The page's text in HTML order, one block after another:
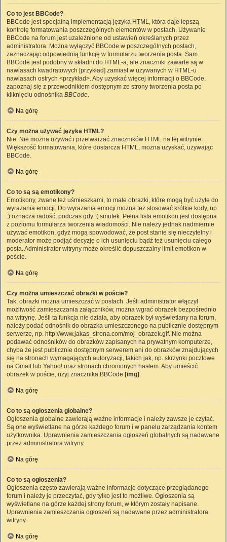
Co to jest BBCode?
BBCode jest specjalną implementacją języka HTML, która daje lepszą
kontrolę formatowania poszczególnych elementów w postach. Używanie
BBCode na forum jest uzależnione od ustawień określanych przez
administratora. Można wyłączyć BBCode w poszczególnych postach,
zaznaczając odpowiednią funkcję w formularzu tworzenia posta. Sam
BBCode jest podobny w składni do HTML-a, ale znaczniki zawarte są w
nawiasach kwadratowych [przykład] zamiast w używanych w HTML-u
nawiasach ostrych <przykład>. Aby uzyskać więcej informacji o BBCode,
zapoznaj się z przewodnikiem dostępnym ze strony tworzenia posta po
kliknięciu odnośnika BBCode.
Na górę
Czy można używać języka HTML?
Nie. Nie można używać i przetwarzać znaczników HTML na tej witrynie.
Większość formatowania, które dostarcza HTML, można uzyskać, używając
BBCode.
Na górę
Co to są są emotikony?
Emotikony, zwane też uśmieszkami, to małe obrazki, które mogą być użyte do
wyrażania emocji. Do wyrażania emocji można też stosować krótkie kody, np.
:) oznacza radość, podczas gdy :( smutek. Pełna lista emotikon jest dostępna
z poziomu formularza tworzenia wiadomości. Nie należy jednak nadmiernie
używać emotikon, gdyż mogą spowodować, że post stanie się nieczytelny i
moderator może podjąć decyzję o ich usunięciu bądź też usunięciu całego
posta. Administrator witryny może określić dopuszczalny limit emotikon w
poście.
Na górę
Czy można umieszczać obrazki w poście?
Tak, obrazki można umieszczać w postach. Jeśli administrator włączył
możliwość zamieszczania załączników, można wgrać obrazek bezpośrednio
na witrynę. Jeśli ta funkcja nie działa, aby obrazek był wyświetlany na forum,
należy podać odnośnik do obrazka umieszczonego na publicznie dostępnym
serwerze, np. http://www.jakas_strona.com/moj_obrazek.gif. Nie można
podawać odnośników do obrazków zapisanych na prywatnym komputerze,
chyba że jest publicznie dostępnym serwerem ani do obrazków znajdujących
się na stronach wymagających autoryzacji, takich jak, np. skrzynki pocztowe
na Gmail lub Yahoo! oraz stronach chronionych hasłem. Aby umieścić
obrazek w poście, użyj znacznika BBCode [img] .
Na górę
Co to są ogłoszenia globalne?
Ogłoszenia globalne zawierają ważne informacje i należy zawsze je czytać.
Są one wyświetlane na górze każdego forum i w panelu zarządzania kontem
użytkownika. Uprawnienia zamieszczania ogłoszeń globalnych są nadawane
przez administratora witryny.
Na górę
Co to są ogłoszenia?
Ogłoszenia często zawierają ważne informacje dotyczące przeglądanego
forum i należy je przeczytać, gdy tylko jest to możliwe. Ogłoszenia są
wyświetlane na górze każdej strony forum, w którym zostały napisane.
Uprawnienia zamieszczania ogłoszeń są nadawane przez administratora
witryny.
Na górę